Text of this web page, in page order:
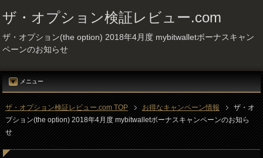
ザ・オプション検証レビュー.com
ザ・オプション(the option) 2018年4月度 mybitwalletボーナスキャン
ペーンのお知らせ
メニュー
ザ・オプション検証レビュー.com TOP お得なキャンペーン情報
ザ・オ
プション(the option) 2018年4月度 mybitwalletボーナスキャンペーンのお知ら
せ